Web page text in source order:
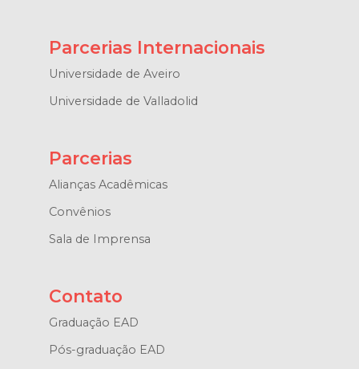
Parcerias Internacionais
Universidade de Aveiro
Universidade de Valladolid
Parcerias
Alianças Acadêmicas
Convênios
Sala de Imprensa
Contato
Graduação EAD
Pós-graduação EAD